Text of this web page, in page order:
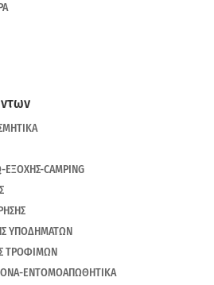
CAMPING
ΥΠΟΔΗΜΑΤΩΝ
ΤΡΟΦΙΜΩΝ
ΕΝΤΟΜΟΑΠΩΘΗΤΙΚΑ